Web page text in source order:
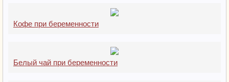
Кофе при беременности
Белый чай при беременности